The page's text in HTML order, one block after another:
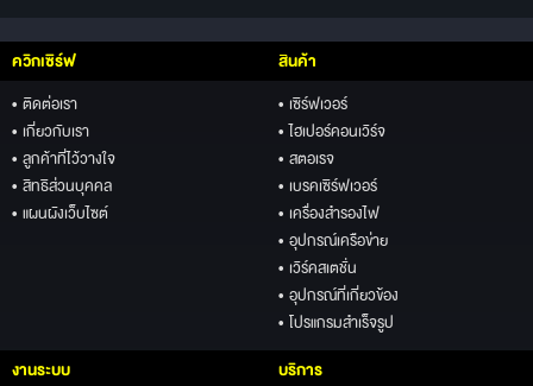
ควิกเซิร์ฟ
• ติดต่อเรา
• เกี่ยวกับเรา
• ลูกค้าที่ไว้วางใจ
• สิทธิส่วนบุคคล
• แผนผังเว็บไซต์
สินค้า
• เซิร์ฟเวอร์
• ไฮเปอร์คอนเวิร์จ
• สตอเรจ
• เบรคเซิร์ฟเวอร์
• เครื่องสำรองไฟ
• อุปกรณ์เครือข่าย
• เวิร์คสเตชั่น
• อุปกรณ์ที่เกี่ยวข้อง
• โปรแกรมสำเร็จรูป
งานระบบ บริการ